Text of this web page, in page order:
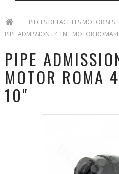
PIECES DETACHEES MOTORISES
PIPE ADMISSION E4 TNT MOTOR ROMA
PIPE
MOTOR ROMA
10"